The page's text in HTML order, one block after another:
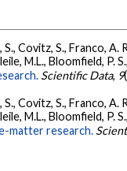
Covitz, S., Franco, A.
M.L., Bloomfield, P.
Scientific Data, 9
Covitz, S., Franco, A.
M.L., Bloomfield, P.
matter research.